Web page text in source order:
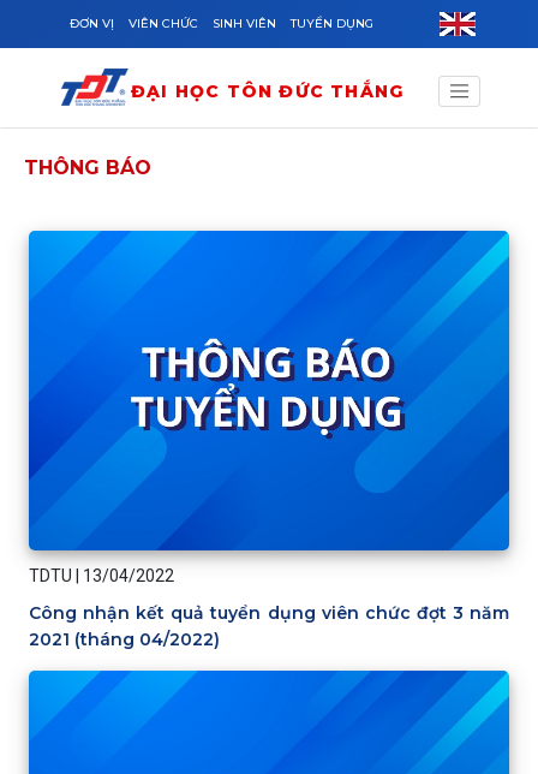
Skip to main content
ĐƠN VỊ VIÊN CHỨC SINH VIÊN TUYỂN DỤNG
ĐẠI HỌC TÔN ĐỨC THẮNG
THÔNG BÁO
TDTU 13/04/2022
Công nhận kết quả tuyển dụng viên chức đợt 3 năm
2021 (tháng 04/2022)